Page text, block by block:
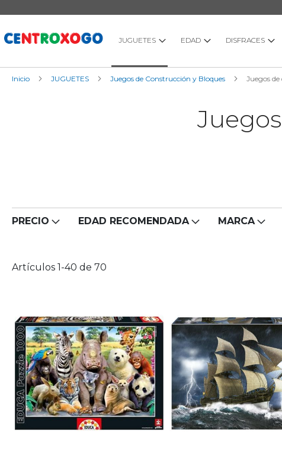
al
JUGUETES EDAD DISFRACES
Inicio JUGUETES Juegos de Construcción y Bloques Juegos
PRECIO EDAD RECOMENDADA MARCA
Artículos 1-40 de 70